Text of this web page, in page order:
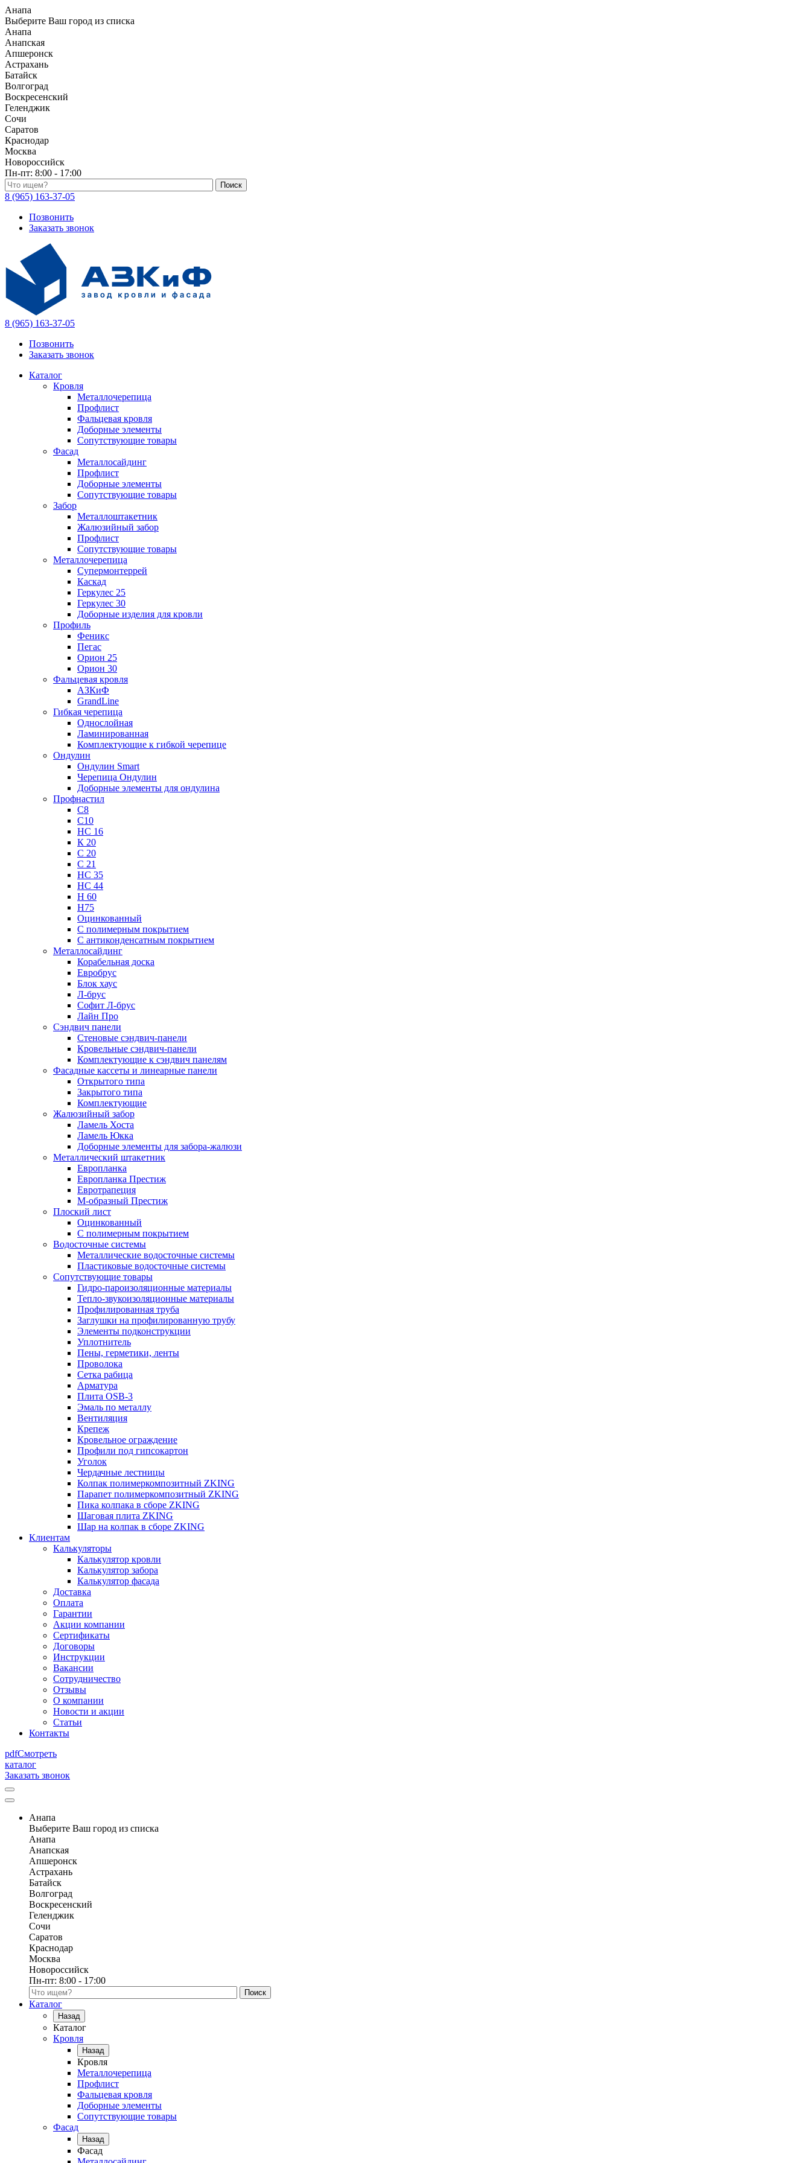
Анапа
Выберите Ваш город из списка
Анапа
Анапская
Апшеронск
Астрахань
Батайск
Волгоград
Воскресенский
Геленджик
Сочи
Саратов
Краснодар
Москва
Новороссийск
Пн-пт: 8:00 - 17:00
Поиск по каталогу
8 (965) 163-37-05
Позвонить
Заказать звонок
8 (965) 163-37-05
Позвонить
Заказать звонок
Каталог
Кровля
Металлочерепица
Профлист
Фальцевая кровля
Доборные элементы
Сопутствующие товары
Фасад
Металлосайдинг
Профлист
Доборные элементы
Сопутствующие товары
Забор
Металлоштакетник
Жалюзийный забор
Профлист
Сопутствующие товары
Металлочерепица
Супермонтеррей
Каскад
Геркулес 25
Геркулес 30
Доборные изделия для кровли
Профиль
Феникс
Пегас
Орион 25
Орион 30
Фальцевая кровля
АЗКиФ
GrandLine
Гибкая черепица
Однослойная
Ламинированная
Комплектующие к гибкой черепице
Ондулин
Ондулин Smart
Черепица Ондулин
Доборные элементы для ондулина
Профнастил
С8
С10
НС 16
К 20
С 20
С 21
НС 35
НС 44
Н 60
Н75
Оцинкованный
С полимерным покрытием
С антиконденсатным покрытием
Металлосайдинг
Корабельная доска
Евробрус
Блок хаус
Л-брус
Софит Л-брус
Лайн Про
Сэндвич панели
Стеновые сэндвич-панели
Кровельные сэндвич-панели
Комплектующие к сэндвич панелям
Фасадные кассеты и линеарные панели
Открытого типа
Закрытого типа
Комплектующие
Жалюзийный забор
Ламель Хоста
Ламель Юкка
Доборные элементы для забора-жалюзи
Металлический штакетник
Европланка
Европланка Престиж
Евротрапеция
М-образный Престиж
Плоский лист
Оцинкованный
С полимерным покрытием
Водосточные системы
Металлические водосточные системы
Пластиковые водосточные системы
Сопутствующие товары
Гидро-пароизоляционные материалы
Тепло-звукоизоляционные материалы
Профилированная труба
Заглушки на профилированную трубу
Элементы подконструкции
Уплотнитель
Пены, герметики, ленты
Проволока
Сетка рабица
Арматура
Плита OSB-3
Эмаль по металлу
Вентиляция
Крепеж
Кровельное ограждение
Профили под гипсокартон
Уголок
Чердачные лестницы
Колпак полимеркомпозитный ZKING
Парапет полимеркомпозитный ZKING
Пика колпака в сборе ZKING
Шаговая плита ZKING
Шар на колпак в сборе ZKING
Клиентам
Калькуляторы
Калькулятор кровли
Калькулятор забора
Калькулятор фасада
Доставка
Оплата
Гарантии
Акции компании
Сертификаты
Договоры
Инструкции
Вакансии
Сотрудничество
Отзывы
О компании
Новости и акции
Статьи
Контакты
pdfСмотреть
каталог
Заказать звонок
Анапа
Выберите Ваш город из списка
Анапа
Анапская
Апшеронск
Астрахань
Батайск
Волгоград
Воскресенский
Геленджик
Сочи
Саратов
Краснодар
Москва
Новороссийск
Пн-пт: 8:00 - 17:00
Поиск по каталогу
Каталог
Назад
Каталог
Кровля
Назад
Кровля
Металлочерепица
Профлист
Фальцевая кровля
Доборные элементы
Сопутствующие товары
Фасад
Назад
Фасад